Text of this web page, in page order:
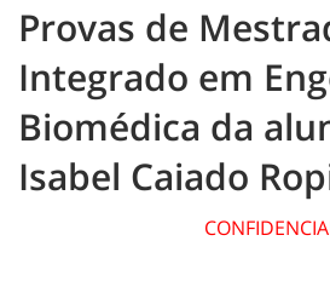
Provas de
Integrado em
Biomédica da
Isabel Caiado